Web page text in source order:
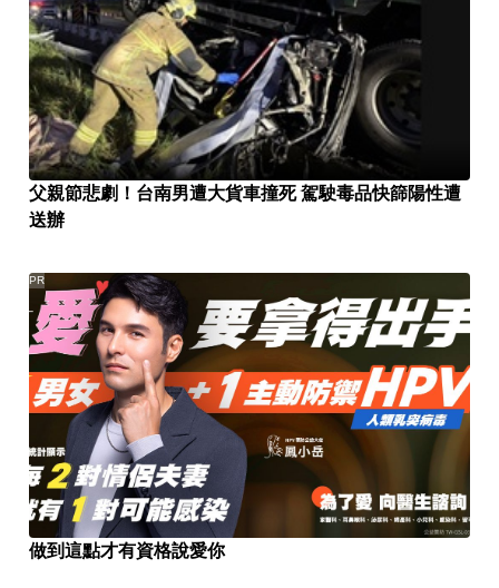
父親節悲劇！台南男遭大貨車撞死 駕駛毒品快篩陽性遭
送辦
做到這點才有資格說愛你
PR